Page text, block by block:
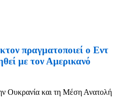
πραγματοποιεί ο Εντ
με τον Αμερικανό
Ουκρανία και τη Μέση Ανατολή